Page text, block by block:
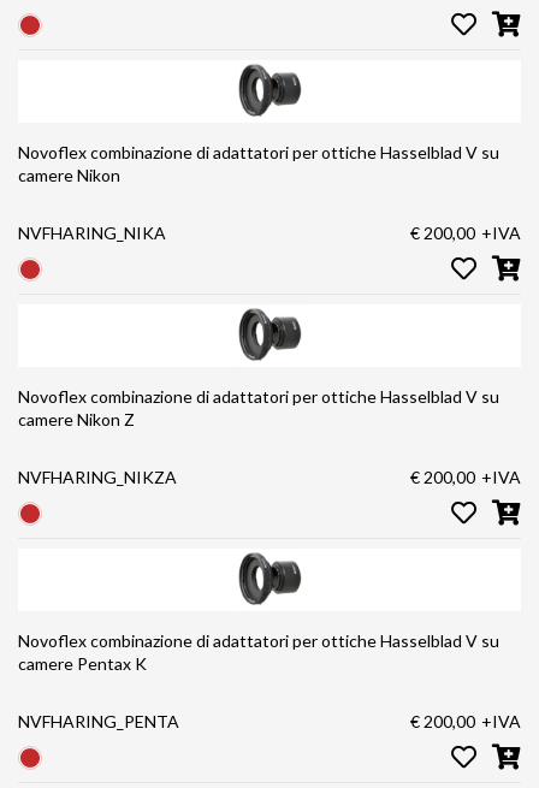
Novoflex combinazione di adattatori per ottiche Hasselblad V su
camere Nikon
NVFHARING_NIKA € 200,00 +IVA
Novoflex combinazione di adattatori per ottiche Hasselblad V su
camere Nikon Z
NVFHARING_NIKZA € 200,00 +IVA
Novoflex combinazione di adattatori per ottiche Hasselblad V su
camere Pentax K
NVFHARING_PENTA € 200,00 +IVA